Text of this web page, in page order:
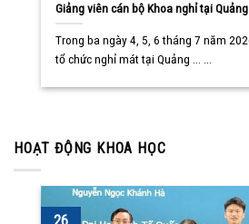
Giảng viên cán bộ Khoa nghỉ tại
Trong ba ngày 4, 5, 6 tháng 7 năm
tổ chức nghỉ mát tại Quảng ... ...
HOẠT ĐỘNG KHOA HỌC